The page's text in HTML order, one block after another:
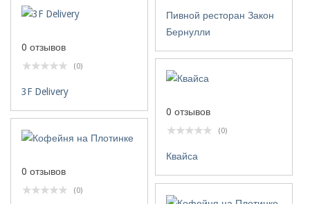
Пивной ресторан Закон
Бернулли
0 отзывов
(0)
3F Delivery
0 отзывов
(0)
Квайса
0 отзывов
(0)